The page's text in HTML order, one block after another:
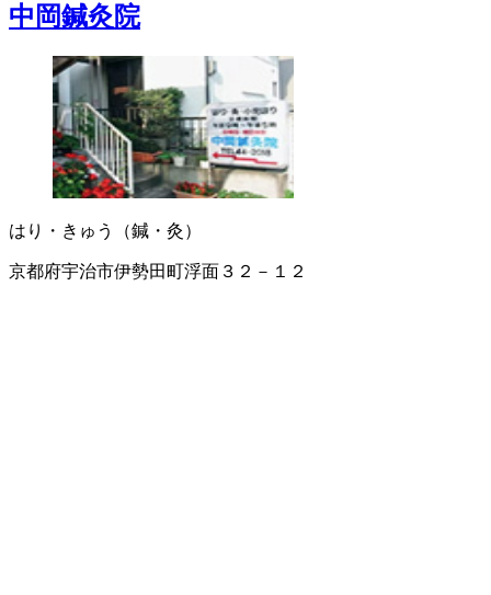
中岡鍼灸院
はり・きゅう（鍼・灸）
京都府宇治市伊勢田町浮面３２－１２